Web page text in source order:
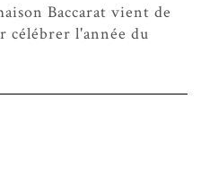
Baccarat vient de
célébrer l'année du